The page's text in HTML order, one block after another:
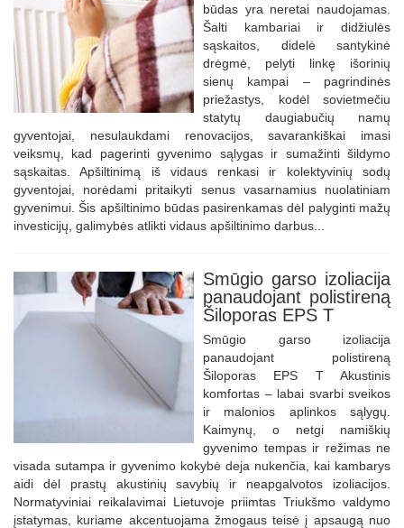
būdas yra neretai naudojamas.
Šalti kambariai ir didžiulės
sąskaitos, didelė santykinė
drėgmė, pelyti linkę išorinių
sienų kampai – pagrindinės
priežastys, kodėl sovietmečiu
statytų daugiabučių namų
gyventojai, nesulaukdami renovacijos, savarankiškai imasi
veiksmų, kad pagerinti gyvenimo sąlygas ir sumažinti šildymo
sąskaitas. Apšiltinimą iš vidaus renkasi ir kolektyvinių sodų
gyventojai, norėdami pritaikyti senus vasarnamius nuolatiniam
gyvenimui. Šis apšiltinimo būdas pasirenkamas dėl palyginti mažų
investicijų, galimybės atlikti vidaus apšiltinimo darbus...
Smūgio garso izoliacija
panaudojant polistireną
Šiloporas EPS T
Smūgio garso izoliacija
panaudojant polistireną
Šiloporas EPS T Akustinis
komfortas – labai svarbi sveikos
ir malonios aplinkos sąlygų.
Kaimynų, o netgi namiškių
gyvenimo tempas ir režimas ne
visada sutampa ir gyvenimo kokybė deja nukenčia, kai kambarys
aidi dėl prastų akustinių savybių ir neapgalvotos izoliacijos.
Normatyviniai reikalavimai Lietuvoje priimtas Triukšmo valdymo
įstatymas, kuriame akcentuojama žmogaus teisė į apsaugą nuo